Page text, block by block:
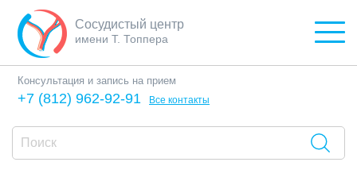
Сосудистый центр
имени Т. Топпера
Консультация и запись на прием
+7 (812) 962-92-91 Все контакты